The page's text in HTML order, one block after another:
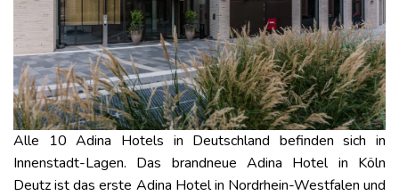
Alle 10 Adina Hotels in Deutschland befinden sich in
Innenstadt-Lagen. Das brandneue Adina Hotel in Köln
Deutz ist das erste Adina Hotel in Nordrhein-Westfalen und